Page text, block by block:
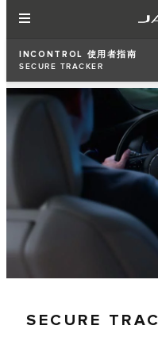
INCONTROL 使用者指南
SECURE TRACKER
SECURE